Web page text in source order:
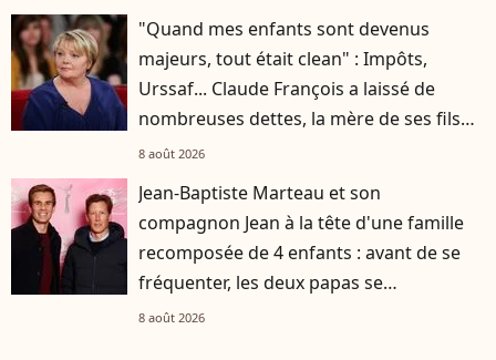
"Quand mes enfants sont devenus
majeurs, tout était clean" : Impôts,
Urssaf... Claude François a laissé de
nombreuses dettes, la mère de ses fils
s'est occupée de tout
8 août 2026
Jean-Baptiste Marteau et son
compagnon Jean à la tête d'une famille
recomposée de 4 enfants : avant de se
fréquenter, les deux papas se
connaissaient depuis des années
8 août 2026